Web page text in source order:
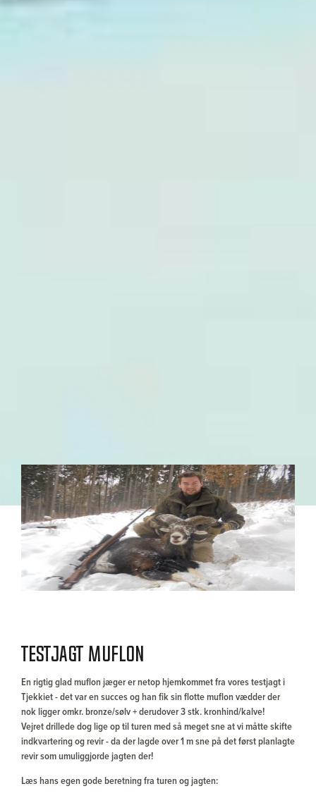
TESTJAGT MUFLON
En rigtig glad muflon jæger er netop hjemkommet fra vores testjagt i
Tjekkiet - det var en succes og han fik sin flotte muflon vædder der
nok ligger omkr. bronze/sølv + derudover 3 stk. kronhind/kalve!
Vejret drillede dog lige op til turen med så meget sne at vi måtte skifte
indkvartering og revir - da der lagde over 1 m sne på det først planlagte
revir som umuliggjorde jagten der!
Læs hans egen gode beretning fra turen og jagten: